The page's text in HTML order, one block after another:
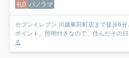
礼0 パノラマ
セブンイレブン 川越東田町店まで徒歩6
ポイント。照明付きなので、住んだその
る